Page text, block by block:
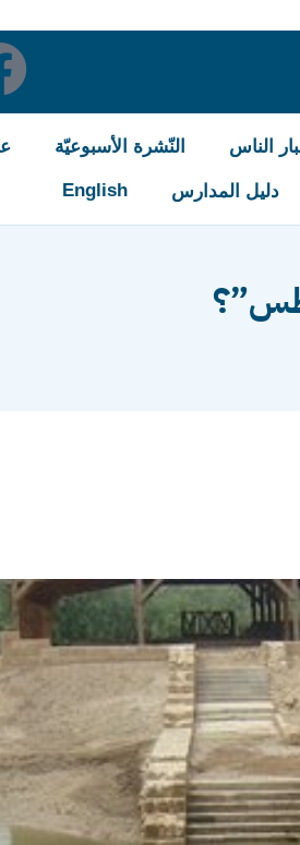
الناس النّشرة الأسبوعيّة
دليل المدارس English